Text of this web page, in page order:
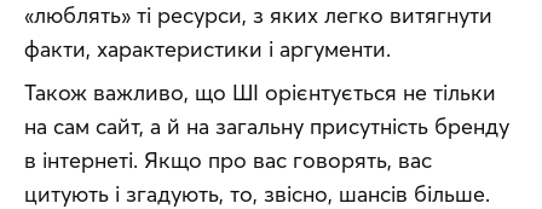
«люблять» ті ресурси, з яких легко витягнути
факти, характеристики і аргументи.
Також важливо, що ШІ орієнтується не тільки
на сам сайт, а й на загальну присутність бренду
в інтернеті. Якщо про вас говорять, вас
цитують і згадують, то, звісно, шансів більше.